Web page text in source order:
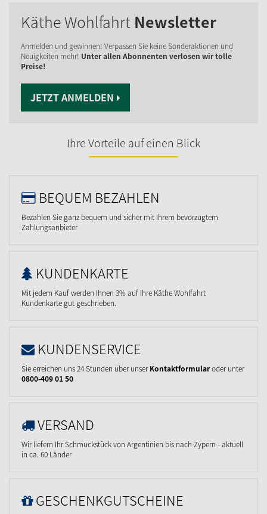
Käthe Wohlfahrt Newsletter
Anmelden und gewinnen! Verpassen Sie keine Sonderaktionen und
Neuigkeiten mehr! Unter allen Abonnenten verlosen wir tolle
Preise!
JETZT ANMELDEN
Ihre Vorteile auf einen Blick
BEQUEM BEZAHLEN
Bezahlen Sie ganz bequem und sicher mit Ihrem bevorzugtem
Zahlungsanbieter
KUNDENKARTE
Mit jedem Kauf werden Ihnen 3% auf Ihre Käthe Wohlfahrt
Kundenkarte gut geschrieben.
KUNDENSERVICE
Sie erreichen uns 24 Stunden über unserKontaktformularoder unter
0800-409 01 50
VERSAND
Wir liefern Ihr Schmuckstück von Argentinien bis nach Zypern - aktuell
in ca. 60 Länder
GESCHENKGUTSCHEINE